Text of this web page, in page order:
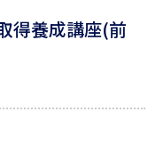
得養成講座(前